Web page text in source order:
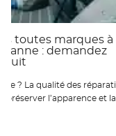
toutes marques à
: demandez
préserver l’apparence et la